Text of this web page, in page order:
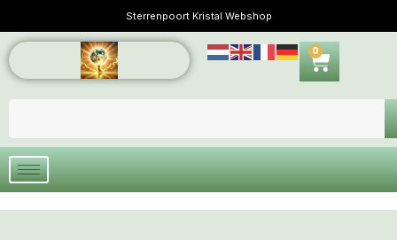
Sterrenpoort Kristal Webshop
0